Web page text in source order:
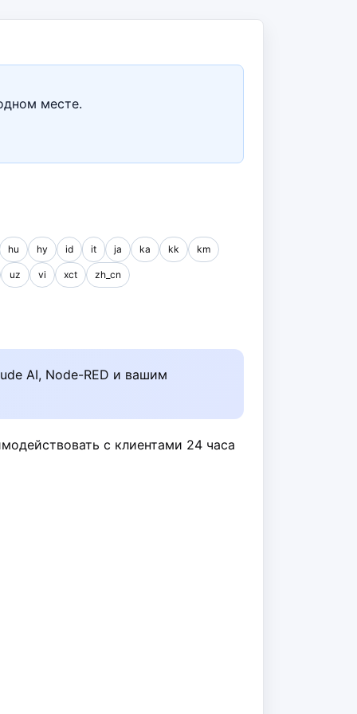
месте.
hu hy id it ja ka kk km
uz vi xct zh_cn
AI, Node-RED и вашим
с клиентами 24 часа